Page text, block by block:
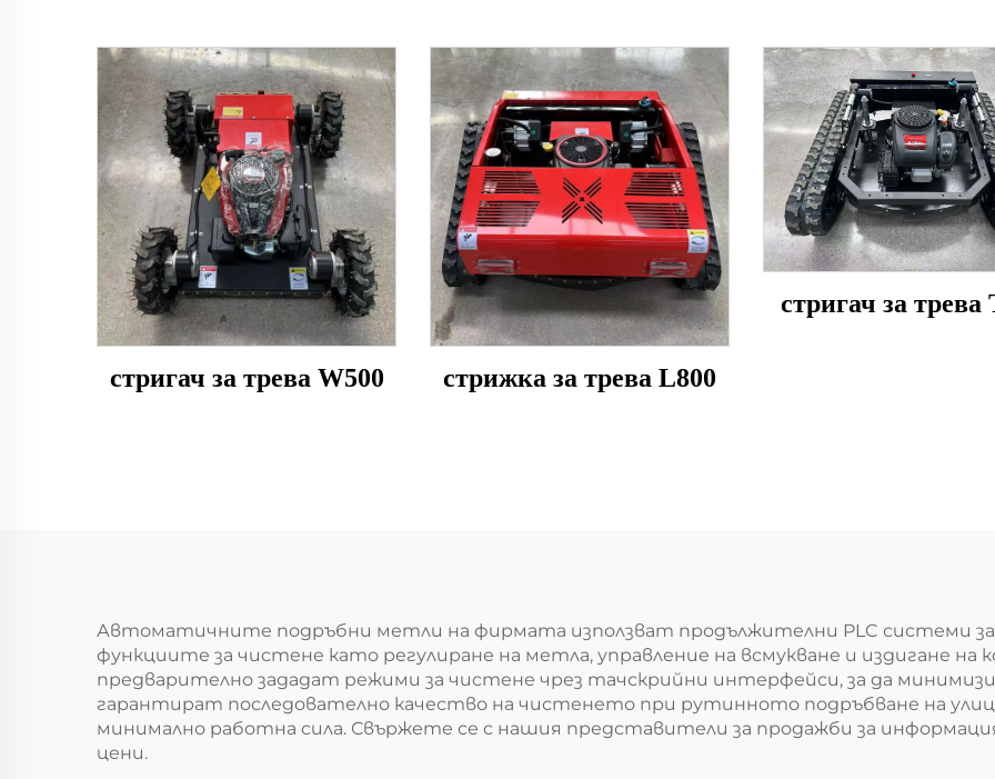
стригач за трева W500 стрижка за трева L800
стригач за трева
Автоматичните подръбни метли на фирмата използват продължителни PLC системи
функциите за чистене като регулиране на метла, управление на всмукване и издигане
предварително зададат режими за чистене чрез тачскрийни интерфейси, за да
гарантират последователно качество на чистенето при рутинното подръбване на
минимално работна сила. Свържете се с нашия представители за продажби за
цени.